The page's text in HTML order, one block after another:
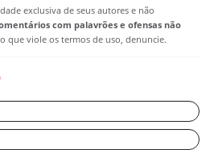
exclusiva de seus autores e não
com palavrões e ofensas não
que viole os termos de uso, denuncie.